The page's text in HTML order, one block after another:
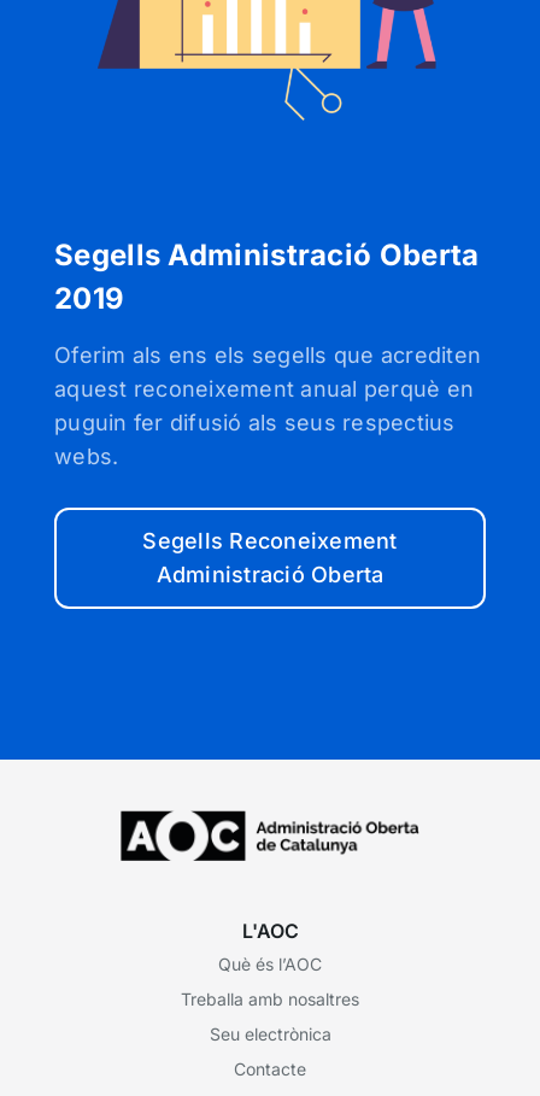
Segells Administració Oberta
2019
Oferim als ens els segells que acrediten
aquest reconeixement anual perquè en
puguin fer difusió als seus respectius
webs.
Segells Reconeixement
Administració Oberta
L'AOC
Què és l’AOC
Treballa amb nosaltres
Seu electrònica
Contacte